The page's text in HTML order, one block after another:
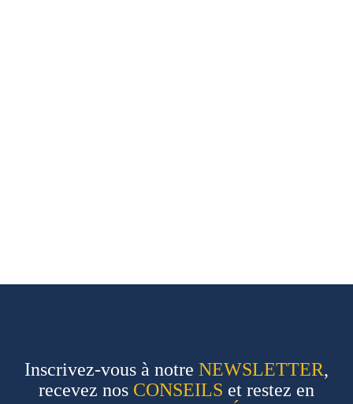
Inscrivez-vous à notre NEWSLETTER,
recevez nos CONSEILS et restez en